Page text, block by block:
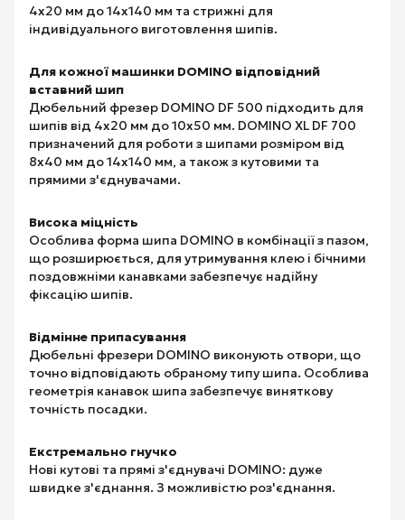
4x20 мм до 14x140 мм та стрижні для
індивідуального виготовлення шипів.
Для кожної машинки DOMINO відповідний
вставний шип
Дюбельний фрезер DOMINO DF 500 підходить для
шипів від 4x20 мм до 10x50 мм. DOMINO XL DF 700
призначений для роботи з шипами розміром від
8x40 мм до 14x140 мм, а також з кутовими та
прямими з'єднувачами.
Висока міцність
Особлива форма шипа DOMINO в комбінації з пазом,
що розширюється, для утримування клею і бічними
поздовжніми канавками забезпечує надійну
фіксацію шипів.
Відмінне припасування
Дюбельні фрезери DOMINO виконують отвори, що
точно відповідають обраному типу шипа. Особлива
геометрія канавок шипа забезпечує виняткову
точність посадки.
Екстремально гнучко
Нові кутові та прямі з'єднувачі DOMINO: дуже
швидке з'єднання. З можливістю роз'єднання.